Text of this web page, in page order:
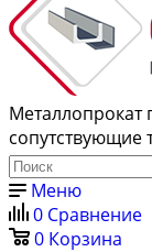
Металлопрокат
сопутствующие
Меню
0 Сравнение
0 Корзина